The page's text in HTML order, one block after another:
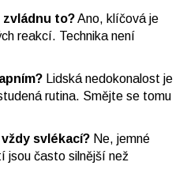
zvládnu to?Ano, klíčová je
reakcí. Technika není
Lidská nedokonalost je
rutina. Smějte se tomu
svlékací? Ne, jemné
jsou často silnější než